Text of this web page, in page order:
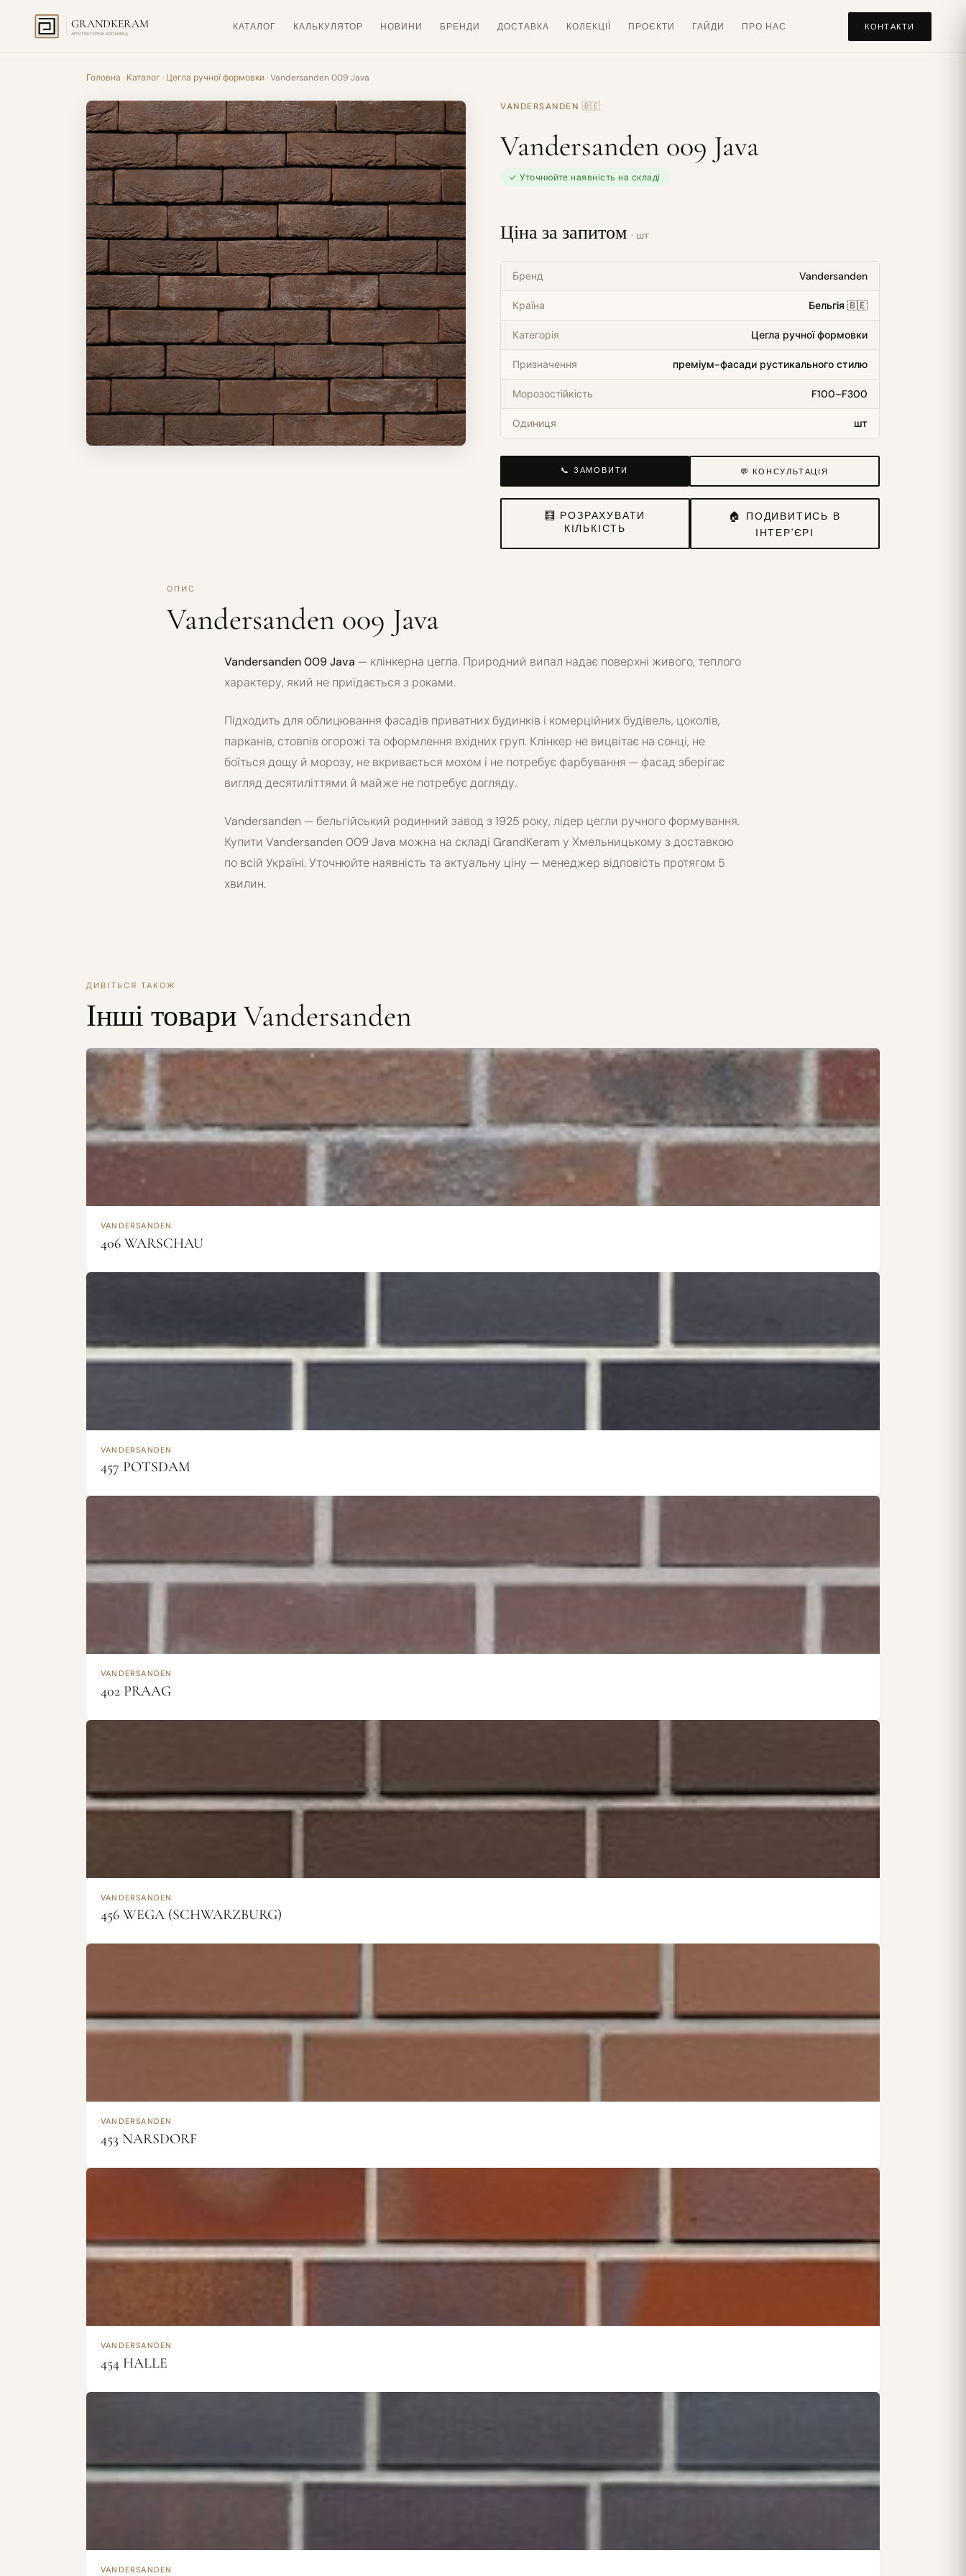
GRANDKERAM
АРХІТЕКТУРНА КЕРАМІКА
КАТАЛОГ КАЛЬКУЛЯТОР НОВИНИ БРЕНДИ ДОСТАВКА КОЛЕКЦІЇ ПРОЄКТИ ГАЙДИ ПРО НАС КОНТАКТИ
Головна · Каталог · Цегла ручної формовки· Vandersanden 009 Java
VANDERSANDEN 🇧🇪
Vandersanden 009 Java
✓ Уточнюйте наявність на складі
Ціна за запитом · шт
Бренд Vandersanden
Країна Бельгія 🇧🇪
Категорія Цегла ручної формовки
Призначення преміум-фасади рустикального стилю
Морозостійкість F100–F300
Одиниця шт
📞 ЗАМОВИТИ 💬 КОНСУЛЬТАЦІЯ
🧮 РОЗРАХУВАТИ
КІЛЬКІСТЬ
🏠 ПОДИВИТИСЬ В
ІНТЕР'ЄРІ
ОПИС
Vandersanden 009 Java
Vandersanden 009 Java — клінкерна цегла. Природний випал надає поверхні живого, теплого
характеру, який не приїдається з роками.
Підходить для облицювання фасадів приватних будинків і комерційних будівель, цоколів,
парканів, стовпів огорожі та оформлення вхідних груп. Клінкер не вицвітає на сонці, не
боїться дощу й морозу, не вкривається мохом і не потребує фарбування — фасад зберігає
вигляд десятиліттями й майже не потребує догляду.
Vandersanden — бельгійський родинний завод з 1925 року, лідер цегли ручного формування.
Купити Vandersanden 009 Java можна на складі GrandKeram у Хмельницькому з доставкою
по всій Україні. Уточнюйте наявність та актуальну ціну — менеджер відповість протягом 5
хвилин.
ДИВІТЬСЯ ТАКОЖ
Інші товари Vandersanden
VANDERSANDEN
406 WARSCHAU
VANDERSANDEN
457 POTSDAM
VANDERSANDEN
402 PRAAG
VANDERSANDEN
456 WEGA (SCHWARZBURG)
VANDERSANDEN
453 NARSDORF
VANDERSANDEN
454 HALLE
VANDERSANDEN